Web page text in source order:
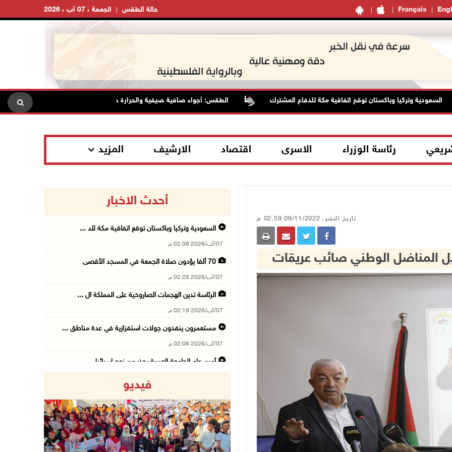
Français الجمعة ، 07 آب ، 2026 حالة الطقس
وتركيا وباكستان توقع اتفاقية مكة للدفاع المشترك الطقس: أجواء صافية صيفية والحرارة حول معدلها العام محافظة
رئاسة الوزراء الاسرى اقتصاد الارشيف المزيد
تاريخ النشر: 09/11/2022 02:59 م
المناضل الوطني صائب عريقات
أحدث الاخبار
السعودية وتركيا وباكستان توقع اتفاقية مكة للد ...
07/آب/2026 02:38 م
70 ألفا يؤدون صلاة الجمعة في المسجد الأقصى
07/آب/2026 02:29 م
الرئاسة تدين الهجمات الصاروخية على المملكة ال ...
07/آب/2026 02:19 م
مستعمرون ينفذون جولات استفزازية في عدة مناطق ...
07/آب/2026 02:08 م
أمين عام الجامعة العربية يحذر من نهج إسرائيل ...
07/آب/2026 01:38 م
مستعمرون يهاجمون مجددا تجمع الكعابنة شرق الطي ...
07/آب/2026 12:08 م
فيديو
Previous Next